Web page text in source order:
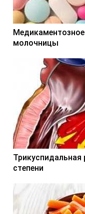
Медикаментозное
молочницы
Трикуспидальная
степени